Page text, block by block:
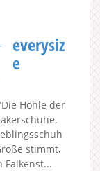
everysiz
e
Höhle der
stimmt,